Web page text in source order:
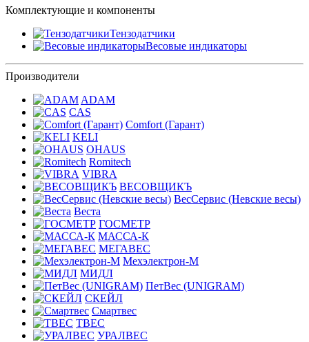
Комплектующие и компоненты
Тензодатчики
Весовые индикаторы
Производители
ADAM
CAS
Comfort (Гарант)
KELI
OHAUS
Romitech
VIBRA
ВЕСОВЩИКЪ
ВесСервис (Невские весы)
Веста
ГОСМЕТР
МАССА-К
МЕГАВЕС
Мехэлектрон-М
МИДЛ
ПетВес (UNIGRAM)
СКЕЙЛ
Смартвес
ТВЕС
УРАЛВЕС